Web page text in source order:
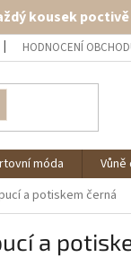
kousek
HODNOCENÍ
móda
a potiskem černá
a